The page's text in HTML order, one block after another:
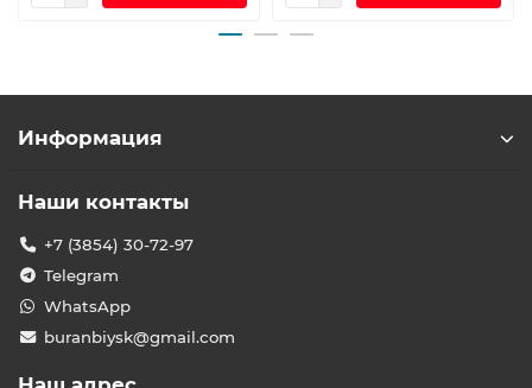
Информация
Наши контакты
+7 (3854) 30-72-97
Telegram
WhatsApp
buranbiysk@gmail.com